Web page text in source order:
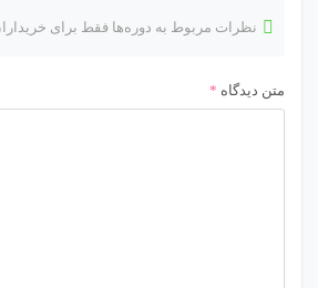
نظرات مربوط به دوره‌ها فقط برای
متن دیدگاه *